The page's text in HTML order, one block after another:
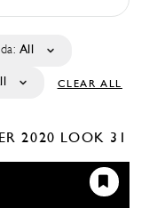
All
CLEAR ALL
2020 LOOK 31